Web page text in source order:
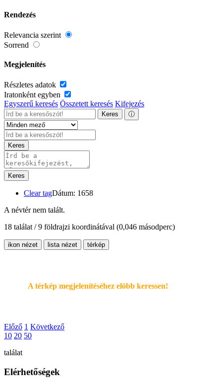
Rendezés
Relevancia szerint
Sorrend
Megjelenítés
Részletes adatok
Iratonként egyben
Egyszerű keresés Összetett keresés Kifejezés
Keres ⓘ
Keres
Keres
Clear tagDátum: 1658
A névtér nem talált.
18 találat / 9 földrajzi koordinátával (0,046 másodperc)
ikon nézet lista nézet térkép
A térkép megjelenítéséhez elöbb keressen!
Előző 1 Következő
10 20 50
találat
Elérhetőségek